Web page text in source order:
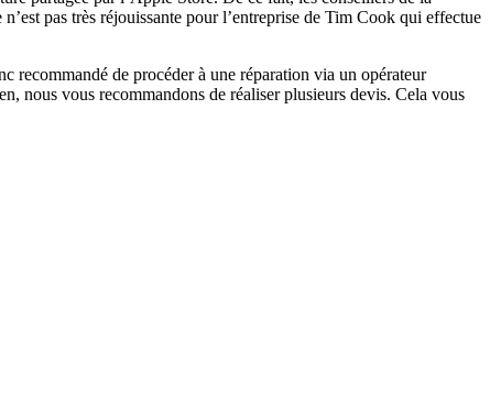
pas très réjouissante pour l’entreprise de Tim Cook qui effectue
recommandé de procéder à une réparation via un opérateur
nous vous recommandons de réaliser plusieurs devis. Cela vous